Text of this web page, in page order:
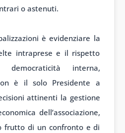
o astenuti.
è evidenziare la
intraprese e il rispetto
interna,
è il solo Presidente a
attinenti la gestione
dell’associazione,
frutto di un confronto e di